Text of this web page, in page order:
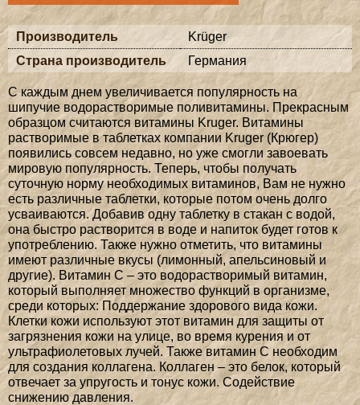
Производитель
Krüger
Страна производитель
Германия
С каждым днем увеличивается популярность на
шипучие водорастворимые поливитамины. Прекрасным
образцом считаются витамины Kruger. Витамины
растворимые в таблетках компании Kruger (Крюгер)
появились совсем недавно, но уже смогли завоевать
мировую популярность. Теперь, чтобы получать
суточную норму необходимых витаминов, Вам не нужно
есть различные таблетки, которые потом очень долго
усваиваются. Добавив одну таблетку в стакан с водой,
она быстро растворится в воде и напиток будет готов к
употреблению. Также нужно отметить, что витамины
имеют различные вкусы (лимонный, апельсиновый и
другие). Витамин С – это водорастворимый витамин,
который выполняет множество функций в организме,
среди которых: Поддержание здорового вида кожи.
Клетки кожи используют этот витамин для защиты от
загрязнения кожи на улице, во время курения и от
ультрафиолетовых лучей. Также витамин С необходим
для создания коллагена. Коллаген – это белок, который
отвечает за упругость и тонус кожи. Содействие
снижению давления.